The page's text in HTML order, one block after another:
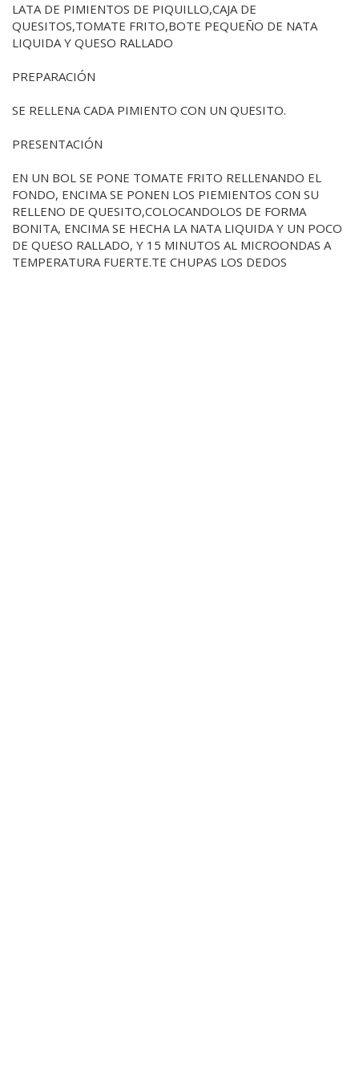
LATA DE PIMIENTOS DE PIQUILLO,CAJA DE
QUESITOS,TOMATE FRITO,BOTE PEQUEÑO DE NATA
LIQUIDA Y QUESO RALLADO
PREPARACIÓN
SE RELLENA CADA PIMIENTO CON UN QUESITO.
PRESENTACIÓN
EN UN BOL SE PONE TOMATE FRITO RELLENANDO EL
FONDO, ENCIMA SE PONEN LOS PIEMIENTOS CON SU
RELLENO DE QUESITO,COLOCANDOLOS DE FORMA
BONITA, ENCIMA SE HECHA LA NATA LIQUIDA Y UN POCO
DE QUESO RALLADO, Y 15 MINUTOS AL MICROONDAS A
TEMPERATURA FUERTE.TE CHUPAS LOS DEDOS